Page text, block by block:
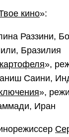
кино»:
Раззини,
Бразилия
»,
Саини,
»,
Иран